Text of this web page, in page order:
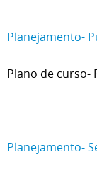
Planejamento-
Plano de curso-
Planejamento-